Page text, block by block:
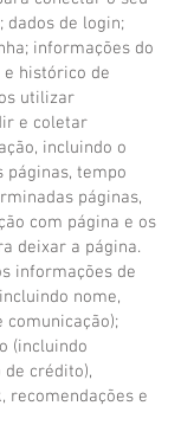
dados de login;
informações do
histórico de
utilizar
e coletar
incluindo o
páginas, tempo
páginas,
com página e os
deixar a página.
informações de
nome,
comunicação);
(incluindo
crédito),
recomendações e